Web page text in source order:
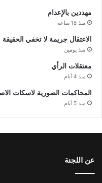
مهددين بالإعدام
منذ 18 ساعة
الاعتقال جريمة لا تخفي الحقيقة
منذ يومين
معتقلات الرأي
منذ 4 أيام
المحاكمات الصورية لاسكات
منذ 5 أيام
عن اللجنة